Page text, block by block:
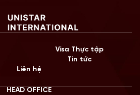
Visa Thực tập
Tin tức
Liên hệ
HEAD OFFICE